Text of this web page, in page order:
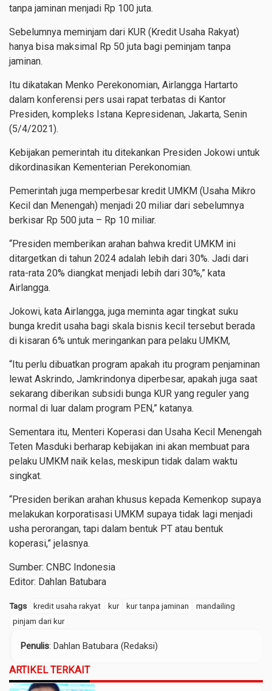
tanpa jaminan menjadi Rp 100 juta.
Sebelumnya meminjam dari KUR (Kredit Usaha Rakyat)
hanya bisa maksimal Rp 50 juta bagi peminjam tanpa
jaminan.
Itu dikatakan Menko Perekonomian, Airlangga Hartarto
dalam konferensi pers usai rapat terbatas di Kantor
Presiden, kompleks Istana Kepresidenan, Jakarta, Senin
(5/4/2021).
Kebijakan pemerintah itu ditekankan Presiden Jokowi untuk
dikordinasikan Kementerian Perekonomian.
Pemerintah juga memperbesar kredit UMKM (Usaha Mikro
Kecil dan Menengah) menjadi 20 miliar dari sebelumnya
berkisar Rp 500 juta – Rp 10 miliar.
“Presiden memberikan arahan bahwa kredit UMKM ini
ditargetkan di tahun 2024 adalah lebih dari 30%. Jadi dari
rata-rata 20% diangkat menjadi lebih dari 30%,” kata
Airlangga.
Jokowi, kata Airlangga, juga meminta agar tingkat suku
bunga kredit usaha bagi skala bisnis kecil tersebut berada
di kisaran 6% untuk meringankan para pelaku UMKM,
“Itu perlu dibuatkan program apakah itu program penjaminan
lewat Askrindo, Jamkrindonya diperbesar, apakah juga saat
sekarang diberikan subsidi bunga KUR yang reguler yang
normal di luar dalam program PEN,” katanya.
Sementara itu, Menteri Koperasi dan Usaha Kecil Menengah
Teten Masduki berharap kebijakan ini akan membuat para
pelaku UMKM naik kelas, meskipun tidak dalam waktu
singkat.
“Presiden berikan arahan khusus kepada Kemenkop supaya
melakukan korporatisasi UMKM supaya tidak lagi menjadi
usha perorangan, tapi dalam bentuk PT atau bentuk
koperasi,” jelasnya.
Sumber: CNBC Indonesia
Editor: Dahlan Batubara
Tags kredit usaha rakyat kur kur tanpa jaminan
mandailing
pinjam dari kur
Penulis: Dahlan Batubara (Redaksi)
ARTIKEL TERKAIT